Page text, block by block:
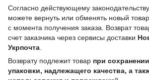
Согласно действующему
можете вернуть или обменять новый
с момента получения заказа. Возврат
счет заказчика через сервисы доставки
Укрпочта
Возврату подлежит товар при
упаковки, надлежащего качества, а